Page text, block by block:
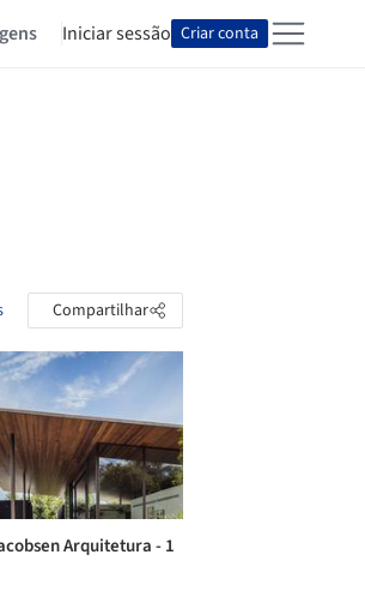
Iniciar sessão Criar conta
Compartilhar
Arquitetura - 1